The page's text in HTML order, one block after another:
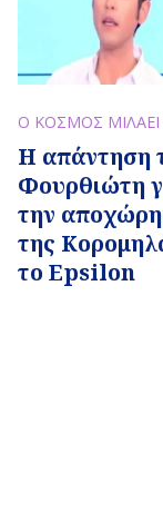
Ο ΚΟΣΜΟΣ ΜΙΛΑΕΙ
Η απάντηση
Φουρθιώτη
την
της
το Epsilon